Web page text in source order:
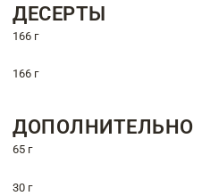
ДЕСЕРТЫ
166 г
166 г
ДОПОЛНИТЕЛЬНО
65 г
30 г